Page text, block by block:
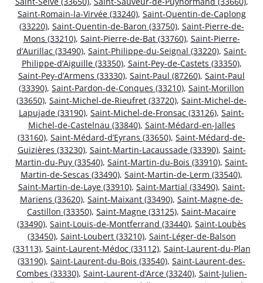
Saint-Romain-la-Virvée (33240), Saint-Quentin-de-Caplong
(33220), Saint-Quentin-de-Baron (33750), Saint-Pierre-de-
Mons (33210), Saint-Pierre-de-Bat (33760), Saint-Pierre-
d’Aurillac (33490), Saint-Philippe-du-Seignal (33220), Saint-
Philippe-d’Aiguille (33350), Saint-Pey-de-Castets (33350),
Saint-Pey-d’Armens (33330), Saint-Paul (87260), Saint-Paul
(33390), Saint-Pardon-de-Conques (33210), Saint-Morillon
(33650), Saint-Michel-de-Rieufret (33720), Saint-Michel-de-
Lapujade (33190), Saint-Michel-de-Fronsac (33126), Saint-
Michel-de-Castelnau (33840), Saint-Médard-en-Jalles
(33160), Saint-Médard-d’Eyrans (33650), Saint-Médard-de-
Guizières (33230), Saint-Martin-Lacaussade (33390), Saint-
Martin-du-Puy (33540), Saint-Martin-du-Bois (33910), Saint-
Martin-de-Sescas (33490), Saint-Martin-de-Lerm (33540),
Saint-Martin-de-Laye (33910), Saint-Martial (33490), Saint-
Mariens (33620), Saint-Maixant (33490), Saint-Magne-de-
Castillon (33350), Saint-Magne (33125), Saint-Macaire
(33490), Saint-Louis-de-Montferrand (33440), Saint-Loubès
(33450), Saint-Loubert (33210), Saint-Léger-de-Balson
(33113), Saint-Laurent-Médoc (33112), Saint-Laurent-du-Plan
(33190), Saint-Laurent-du-Bois (33540), Saint-Laurent-des-
Combes (33330), Saint-Laurent-d’Arce (33240), Saint-Julien-